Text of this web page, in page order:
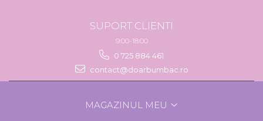
SUPORT CLIENTI
9:00-18:00
0 725 884 461
contact@doarbumbac.ro
MAGAZINUL MEU